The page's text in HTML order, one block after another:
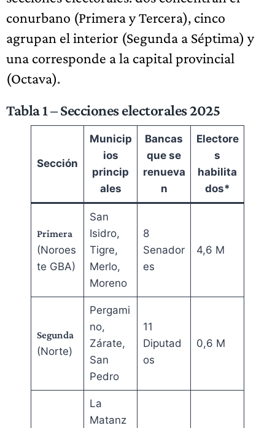
conurbano (Primera y Tercera), cinco
agrupan el interior (Segunda a Séptima) y
una corresponde a la capital provincial
(Octava).
Tabla 1 – Secciones electorales 2025
Sección
Municip
ios
princip
ales
Bancas
que se
renueva
n
Electore
s
habilita
dos*
Primera
(Noroes
te GBA)
San
Isidro,
Tigre,
Merlo,
Moreno
8
Senador
es
4,6 M
Segunda
(Norte)
Pergami
no,
Zárate,
San
Pedro
11
Diputad
os
0,6 M
La
Matanz